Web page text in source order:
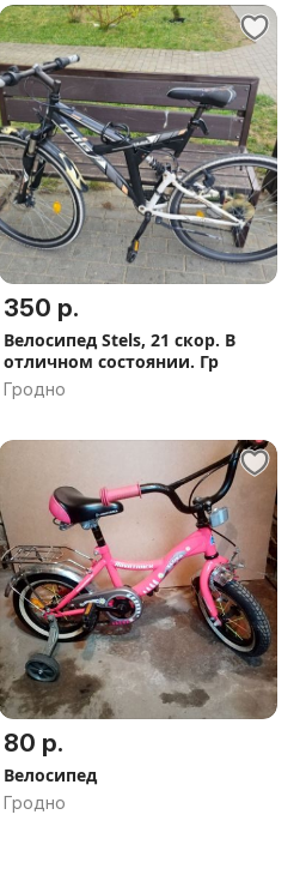
350 р.
Велосипед Stels, 21 скор. В
отличном состоянии. Гр
Гродно
80 р.
Велосипед
Гродно